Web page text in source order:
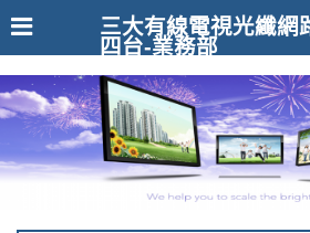
三大有線電視光纖網
四台-業務部